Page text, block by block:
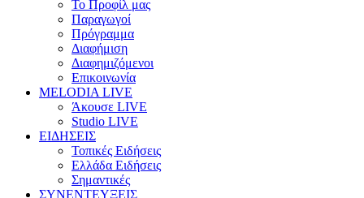
Το Προφίλ μας
Παραγωγοί
Πρόγραμμα
Διαφήμιση
Διαφημιζόμενοι
Επικοινωνία
MELODIA LIVE
Άκουσε LIVE
Studio LIVE
ΕΙΔΗΣΕΙΣ
Τοπικές Ειδήσεις
Ελλάδα Ειδήσεις
Σημαντικές
ΣΥΝΕΝΤΕΥΞΕΙΣ